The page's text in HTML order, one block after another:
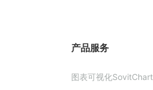
产品服务
图表可视化SovitChart